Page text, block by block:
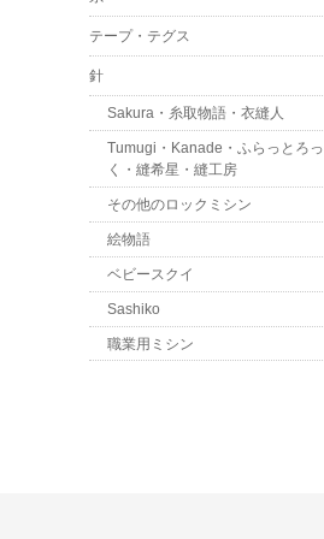
テープ・テグス
針
Sakura・糸取物語・衣縫人
Tumugi・Kanade・ふらっとろっ
く・縫希星・縫工房
その他のロックミシン
絵物語
ベビースクイ
Sashiko
職業用ミシン